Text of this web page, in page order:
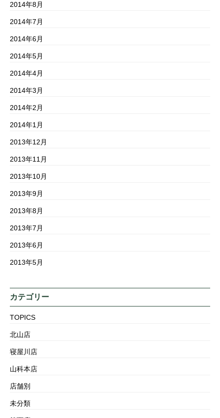
2014年8月
2014年7月
2014年6月
2014年5月
2014年4月
2014年3月
2014年2月
2014年1月
2013年12月
2013年11月
2013年10月
2013年9月
2013年8月
2013年7月
2013年6月
2013年5月
カテゴリー
TOPICS
北山店
寝屋川店
山科本店
店舗別
未分類